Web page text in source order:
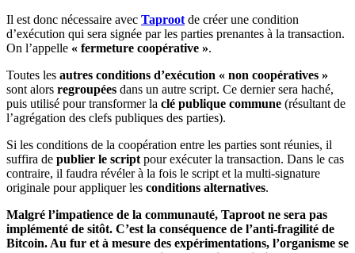
Il est donc nécessaire avec Taproot de créer une condition
d’exécution qui sera signée par les parties prenantes à la transaction.
On l’appelle « fermeture coopérative ».
Toutes les autres conditions d’exécution « non coopératives »
sont alors regroupées dans un autre script. Ce dernier sera haché,
puis utilisé pour transformer la clé publique commune (résultant de
l’agrégation des clefs publiques des parties).
Si les conditions de la coopération entre les parties sont réunies, il
suffira de publier le script pour exécuter la transaction. Dans le cas
contraire, il faudra révéler à la fois le script et la multi-signature
originale pour appliquer les conditions alternatives.
Malgré l’impatience de la communauté, Taproot ne sera pas
implémenté de sitôt. C’est la conséquence de l’anti-fragilité de
Bitcoin. Au fur et à mesure des expérimentations, l’organisme se